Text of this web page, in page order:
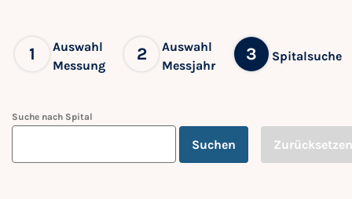
1
Auswahl
Messung
2
Auswahl
Messjahr
3 Spitalsuche
Suche nach Spital
Suchen